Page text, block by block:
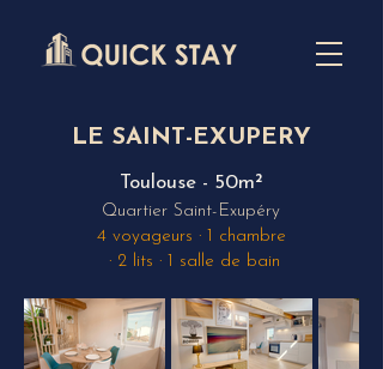
LE SAINT-EXUPERY
Toulouse - 50m²
Quartier Saint-Exupéry
4 voyageurs · 1 chambre
· 2 lits · 1 salle de bain